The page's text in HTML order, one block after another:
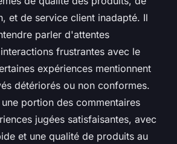
et de service client inadapté. Il
parler d'attentes
frustrantes avec le
expériences mentionnent
détériorés ou non conformes.
portion des commentaires
jugées satisfaisantes, avec
et une qualité de produits au